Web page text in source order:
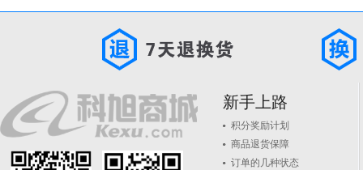
新手上路
积分奖励计划
商品退货保障
订单的几种状态